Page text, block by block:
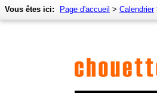
Vous êtes ici: Page d'accueil > Calendrier